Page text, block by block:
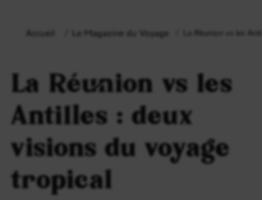
Accueil Le Magazine du Voyage La Réunion vs les
La Réunion vs les
Antilles : deux
visions du voyage
tropical